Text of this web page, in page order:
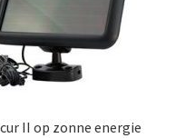
II op zonne energie